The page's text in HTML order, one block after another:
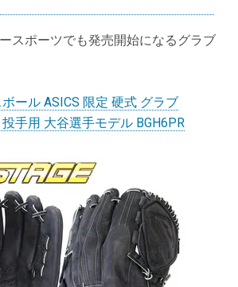
スポーツでも発売開始になるグラブ
ール ASICS 限定 硬式 グラブ
手用 大谷選手モデル BGH6PR